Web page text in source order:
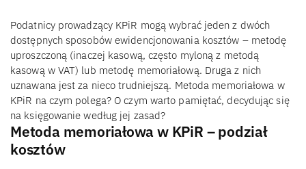
Podatnicy prowadzący KPiR mogą wybrać jeden z dwóch
dostępnych sposobów ewidencjonowania kosztów – metodę
uproszczoną (inaczej kasową, często myloną z metodą
kasową w VAT) lub metodę memoriałową. Druga z nich
uznawana jest za nieco trudniejszą. Metoda memoriałowa w
KPiR na czym polega? O czym warto pamiętać, decydując się
na księgowanie według jej zasad?
Metoda memoriałowa w KPiR – podział
kosztów